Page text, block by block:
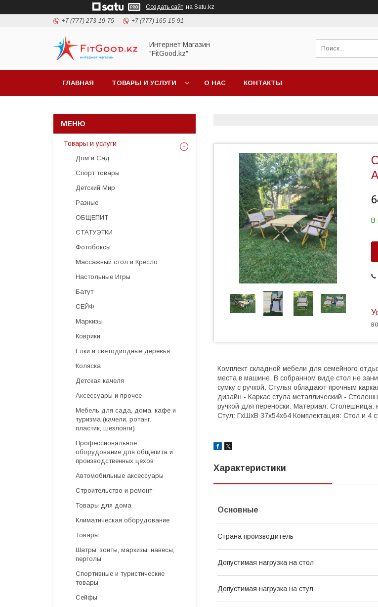
Создать сайт на Satu.kz
+7 (777) 273-19-75 +7 (777) 165-15-91
Интернет Магазин
"FitGood.kz"
ГЛАВНАЯ ТОВАРЫ И УСЛУГИ О НАС КОНТАКТЫ
В
Комплект складной мебели для семейного
места в машине. В собранном виде стол не
сумку с ручкой. Стулья обладают прочным
дизайн - Каркас стула металлический -
ручкой для переноски. Материал:
Стул: ГхШхВ 37х54х64 Комплектация: Стол и 4
Характеристики
Основные
Страна производитель
Допустимая нагрузка на стол
Допустимая нагрузка на стул
Товары и услуги
Дом и Сад
Спорт товары
Детский Мир
Разные
ОБЩЕПИТ
СТАТУЭТКИ
Фотобоксы
Массажный стол и Кресло
Настольные Игры
Батут
СЕЙФ
Маркизы
Коврики
Ёлки и светодиодные деревья
Коляска
Детская качеля
Аксессуары и прочее
Мебель для сада, дома, кафе и
туризма (качели, ротанг,
пластик, шезлонги)
Профессиональное
оборудование для общепита и
производственных цехов
Автомобильные аксессуары
Строительство и ремонт
Товары для дома
Климатическая оборудование
Товары
Шатры, зонты, маркизы, навесы,
перголы
Спортивные и туристические
товары
Сейфы